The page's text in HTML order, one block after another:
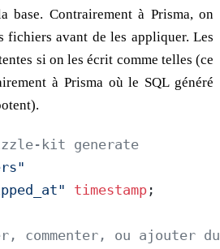
base. Contrairement à Prisma, on
avant de les appliquer. Les
si on les écrit comme telles (ce
à Prisma où le SQL généré
kit generate
timestamp ;
commenter, ou ajouter du